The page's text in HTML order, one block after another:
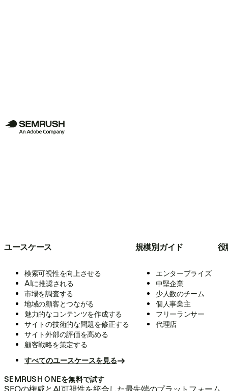
ユースケース
検索可視性を向上させる
AIに推奨される
市場を調査する
地域の顧客とつながる
魅力的なコンテンツを作成する
サイトの技術的な問題を修正する
サイト外部の評価を高める
顧客戦略を策定する
すべてのユースケースを見る
規模別ガイド
エンタープライズ
中堅企業
少人数のチーム
個人事業主
フリーランサー
代理店
役
SEMRUSH ONEを無料で試す
SEOの権威とAI可視性を統合した最先端のプラットフォーム